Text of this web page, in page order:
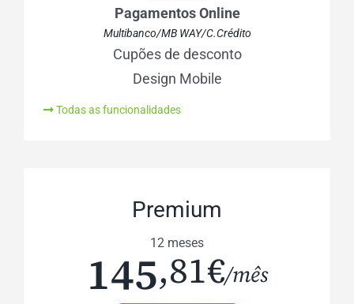
Pagamentos Online
Multibanco/MB WAY/C.Crédito
Cupões de desconto
Design Mobile
Todas as funcionalidades
Premium
12 meses
145,81€/mês